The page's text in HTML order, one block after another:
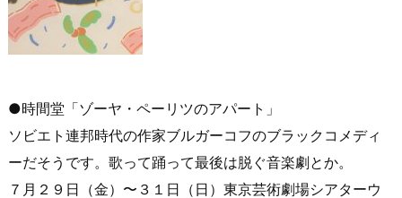
●時間堂「ゾーヤ・ペーリツのアパート」
ソビエト連邦時代の作家ブルガーコフのブラックコメディ
ーだそうです。歌って踊って最後は脱ぐ音楽劇とか。
７月２９日（金）〜３１日（日）東京芸術劇場シアターウ